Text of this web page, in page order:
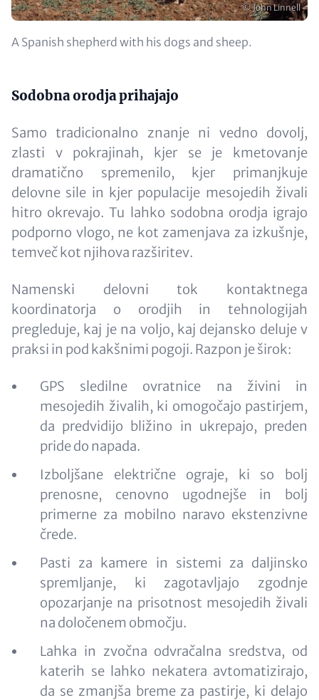
Copyright
© John Linnell
Opis
A Spanish shepherd with his dogs and sheep.
Content
Sodobna orodja prihajajo
Samo tradicionalno znanje ni vedno dovolj,
zlasti v pokrajinah, kjer se je kmetovanje
dramatično spremenilo, kjer primanjkuje
delovne sile in kjer populacije mesojedih živali
hitro okrevajo. Tu lahko sodobna orodja igrajo
podporno vlogo, ne kot zamenjava za izkušnje,
temveč kot njihova razširitev.
Namenski delovni tok kontaktnega
koordinatorja o orodjih in tehnologijah
pregleduje, kaj je na voljo, kaj dejansko deluje v
praksi in pod kakšnimi pogoji. Razpon je širok:
GPS sledilne ovratnice na živini in
mesojedih živalih, ki omogočajo pastirjem,
da predvidijo bližino in ukrepajo, preden
pride do napada.
Izboljšane električne ograje, ki so bolj
prenosne, cenovno ugodnejše in bolj
primerne za mobilno naravo ekstenzivne
črede.
Pasti za kamere in sistemi za daljinsko
spremljanje, ki zagotavljajo zgodnje
opozarjanje na prisotnost mesojedih živali
na določenem območju.
Lahka in zvočna odvračalna sredstva, od
katerih se lahko nekatera avtomatizirajo,
da se zmanjša breme za pastirje, ki delajo